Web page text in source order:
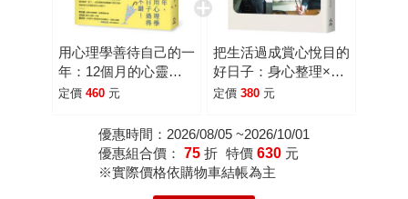
用心理學善待自己的一
年：12個月的心靈月
曆，從日常小事守護自
定價 460 元
把生活過成賞心悅目的
好日子：身心整理×極
簡日常×居家風格，打
生活
定價 380 元
優惠時間：2026/08/05 ~2026/10/01
優惠組合價： 75 折 特價 630 元
※實際價格依購物車結帳為主